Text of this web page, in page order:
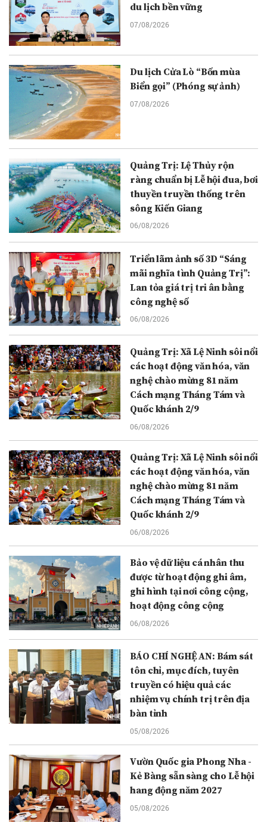
du lịch bền vững
07/08/2026
Du lịch Cửa Lò “Bốn mùa
Biển gọi” (Phóng sự ảnh)
07/08/2026
Quảng Trị: Lệ Thủy rộn
ràng chuẩn bị Lễ hội đua, bơi
thuyền truyền thống trên
sông Kiến Giang
06/08/2026
Triển lãm ảnh số 3D “Sáng
mãi nghĩa tình Quảng Trị”:
Lan tỏa giá trị tri ân bằng
công nghệ số
06/08/2026
Quảng Trị: Xã Lệ Ninh sôi nổi
các hoạt động văn hóa, văn
nghệ chào mừng 81 năm
Cách mạng Tháng Tám và
Quốc khánh 2/9
06/08/2026
Quảng Trị: Xã Lệ Ninh sôi nổi
các hoạt động văn hóa, văn
nghệ chào mừng 81 năm
Cách mạng Tháng Tám và
Quốc khánh 2/9
06/08/2026
Bảo vệ dữ liệu cá nhân thu
được từ hoạt động ghi âm,
ghi hình tại nơi công cộng,
hoạt động công cộng
06/08/2026
BÁO CHÍ NGHỆ AN: Bám sát
tôn chỉ, mục đích, tuyên
truyền có hiệu quả các
nhiệm vụ chính trị trên địa
bàn tỉnh
05/08/2026
Vườn Quốc gia Phong Nha -
Kẻ Bàng sẵn sàng cho Lễ hội
hang động năm 2027
05/08/2026